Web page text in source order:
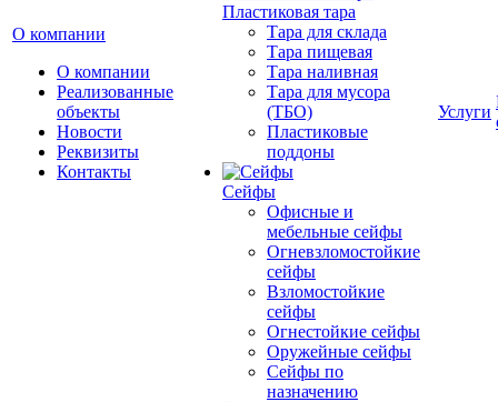
О компании
О компании
Реализованные
объекты
Новости
Реквизиты
Контакты
Пластиковая тара
Тара для склада
Тара пищевая
Тара наливная
Тара для мусора
(ТБО)
Пластиковые
поддоны
Сейфы
Офисные и
мебельные сейфы
Огневзломостойкие
сейфы
Взломостойкие
сейфы
Огнестойкие сейфы
Оружейные сейфы
Сейфы по
назначению
Услуги